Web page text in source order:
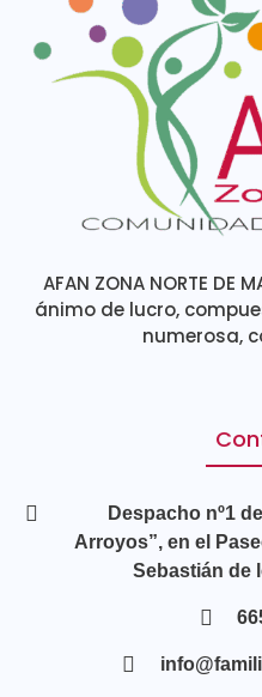
AFAN ZONA NORTE DE
ánimo de lucro,
numerosa,
Despacho nº1
Arroyos”, en el
Sebastián de